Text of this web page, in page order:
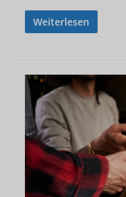
Weiterlesen